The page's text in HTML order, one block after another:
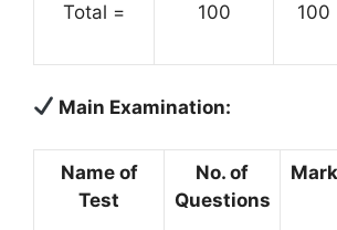
Total = 100 100
Main Examination:
Name of
Test
No. of
Questions